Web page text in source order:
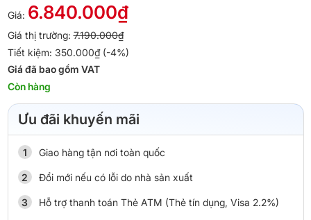
Giá: 6.840.000₫
Giá thị trường:7.190.000₫
Tiết kiệm: 350.000₫ (-4%)
Giá đã bao gồm VAT
Còn hàng
Ưu đãi khuyến mãi
Giao hàng tận nơi toàn quốc
Đổi mới nếu có lỗi do nhà sản xuất
Hỗ trợ thanh toán Thẻ ATM (Thẻ tín dụng, Visa 2.2%)